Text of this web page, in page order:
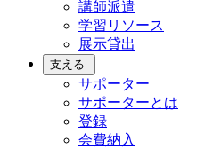
講師派遣
学習リソース
展示貸出
支える
サポーター
サポーターとは
登録
会費納入